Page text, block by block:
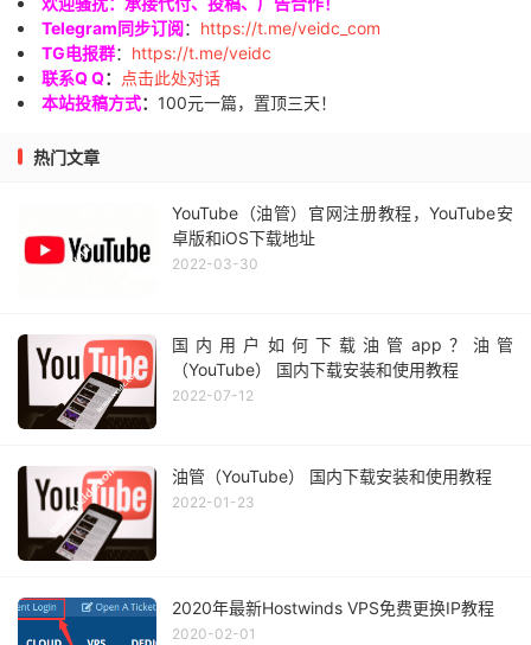
Telegram同步订阅： https://t.me/veidc_com
TG电报群： https://t.me/veidc
联系Q Q：
点击此处对话
本站投稿方式： 100元一篇，置顶三天！
热门文章
YouTube（油管）官网注册教程，YouTube安
卓版和iOS下载地址
2022-03-30
国内用户如何下载油管app？油管
（YouTube） 国内下载安装和使用教程
2022-07-12
油管（YouTube） 国内下载安装和使用教程
2022-01-23
2020年最新Hostwinds VPS免费更换IP教程
2020-02-01